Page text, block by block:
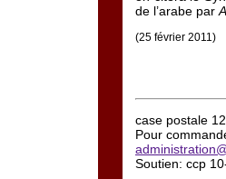
de l’arabe par
(25 février 2011)
case postale
Pour
Soutien: ccp